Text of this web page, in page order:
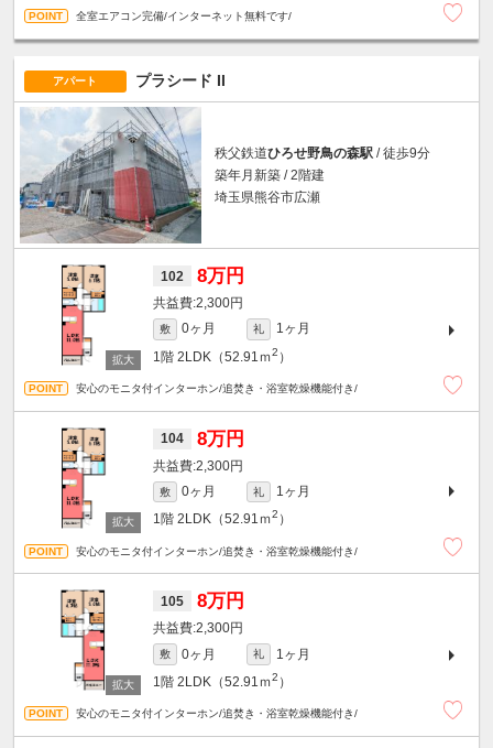
全室エアコン完備/インターネット無料です/
アパート プラシード II
秩父鉄道ひろせ野鳥の森駅 / 徒歩9分
築年月新築 / 2階建
埼玉県熊谷市広瀬
102 8万円
2,300円
敷 0ヶ月 礼
1ヶ月
1階 2LDK（52.91ｍ2 ）
安心のモニタ付インターホン/追焚き・浴室乾燥機能付き/
104 8万円
2,300円
敷 0ヶ月 礼
1ヶ月
1階 2LDK（52.91ｍ2 ）
安心のモニタ付インターホン/追焚き・浴室乾燥機能付き/
105 8万円
2,300円
敷 0ヶ月 礼
1ヶ月
1階 2LDK（52.91ｍ2 ）
安心のモニタ付インターホン/追焚き・浴室乾燥機能付き/